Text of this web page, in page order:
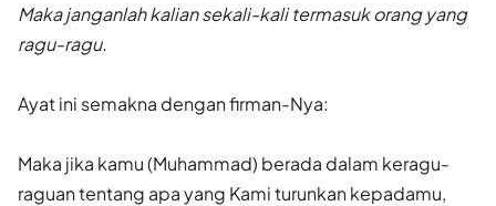
Maka janganlah kalian sekali-kali termasuk orang yang
ragu-ragu.
Ayat ini semakna dengan firman-Nya:
Maka jika kamu (Muhammad) berada dalam keragu-
raguan tentang apa yang Kami turunkan kepadamu,